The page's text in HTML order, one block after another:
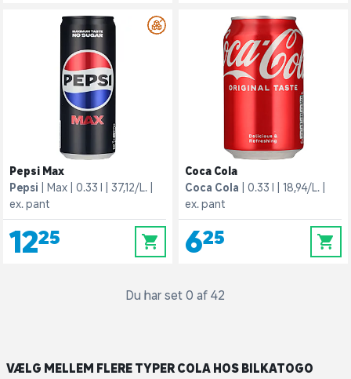
Pepsi Max
Pepsi
Max 0.33 l
37,12/L.
ex. pant
12,25 0
Coca Cola
Coca Cola
0.33 l
18,94/L.
ex. pant
6,25 0
Du har set 0 af 42
VÆLG MELLEM FLERE TYPER COLA HOS BILKATOGO